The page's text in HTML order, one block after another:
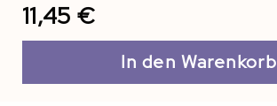
11,45 €
In den Warenkorb